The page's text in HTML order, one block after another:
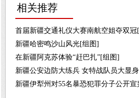
相关推荐
首届新疆交通礼仪大赛南航空姐夺双冠
新疆哈密鸣沙山风光[组图]
在新疆阿克苏体验“赶巴扎”[组图]
新疆公安边防大练兵 女特战队员大显
新疆伊犁州对55名暴恐犯罪分子公开宣